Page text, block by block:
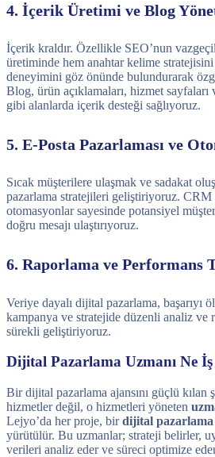
4. İçerik Üretimi ve Blog
İçerik kraldır. Özellikle SEO’nun
üretiminde hem anahtar kelime stratejisini
deneyimini göz önünde bulundurarak
Blog, ürün açıklamaları, hizmet sayfaları
gibi alanlarda içerik desteği sağlıyoruz.
5. E-Posta Pazarlaması ve
Sıcak müşterilere ulaşmak ve sadakat
pazarlama stratejileri geliştiriyoruz. CRM
otomasyonlar sayesinde potansiyel
doğru mesajı ulaştırıyoruz.
6. Raporlama ve Performans
Veriye dayalı dijital pazarlama, başarıyı
kampanya ve stratejide düzenli analiz ve
sürekli geliştiriyoruz.
Dijital Pazarlama Uzmanı Ne
Bir dijital pazarlama ajansını güçlü kılan
hizmetler değil, o hizmetleri yöneten
Lejyo’da her proje, birdijital pazarlama
yürütülür. Bu uzmanlar; strateji belirler,
verileri analiz eder ve süreci optimize